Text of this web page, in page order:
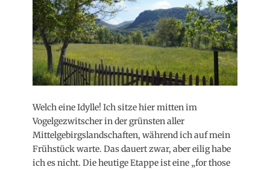
Welch eine Idylle! Ich sitze hier mitten im
Vogelgezwitscher in der grünsten aller
Mittelgebirgslandschaften, während ich auf mein
Frühstück warte. Das dauert zwar, aber eilig habe
ich es nicht. Die heutige Etappe ist eine „for those